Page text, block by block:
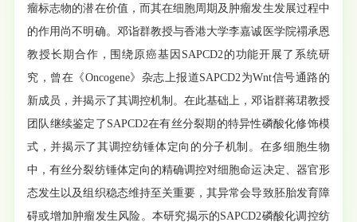
瘤标志物的潜在价值，而其在细胞周期及肿瘤发生发展过程中
的作用尚不明确。邓诣群教授与香港大学李嘉诚医学院禤承恩
教授长期合作，围绕原癌基因SAPCD2的功能开展了系统研
究，曾在《Oncogene》杂志上报道SAPCD2为Wnt信号通路的
新成员，并揭示了其调控机制。在此基础上，邓诣群蒋珺教授
团队继续鉴定了SAPCD2在有丝分裂期的特异性磷酸化修饰模
式，并揭示了其调控纺锤体定向的分子机制。在多细胞生物
中，有丝分裂纺锤体定向的精确调控对细胞命运决定、器官形
态发生以及组织稳态维持至关重要，其异常会导致胚胎发育障
碍或增加肿瘤发生风险。本研究揭示的SAPCD2磷酸化调控纺